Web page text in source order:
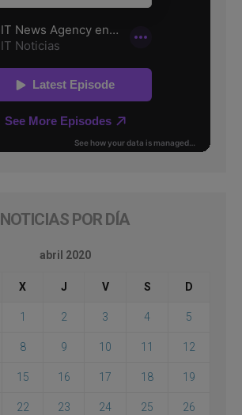
NOTICIAS POR DÍA
abril 2020
X J V S D
1 2 3 4 5
8 9 10 11 12
15 16 17 18 19
22 23 24 25 26